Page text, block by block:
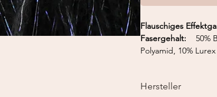
Flauschiges
Fasergehalt:
50%
Polyamid, 10% Lurex
Hersteller